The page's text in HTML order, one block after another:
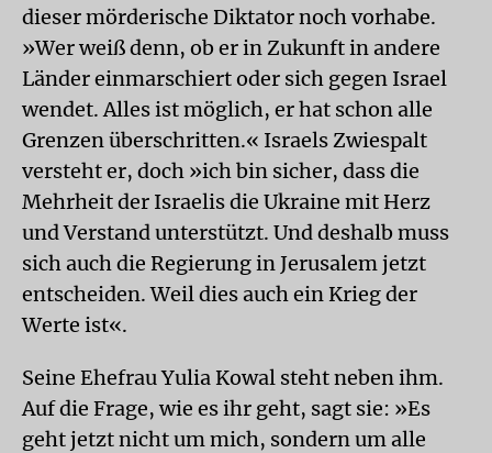
dieser mörderische Diktator noch vorhabe.
»Wer weiß denn, ob er in Zukunft in andere
Länder einmarschiert oder sich gegen Israel
wendet. Alles ist möglich, er hat schon alle
Grenzen überschritten.« Israels Zwiespalt
versteht er, doch »ich bin sicher, dass die
Mehrheit der Israelis die Ukraine mit Herz
und Verstand unterstützt. Und deshalb muss
sich auch die Regierung in Jerusalem jetzt
entscheiden. Weil dies auch ein Krieg der
Werte ist«.
Seine Ehefrau Yulia Kowal steht neben ihm.
Auf die Frage, wie es ihr geht, sagt sie: »Es
geht jetzt nicht um mich, sondern um alle